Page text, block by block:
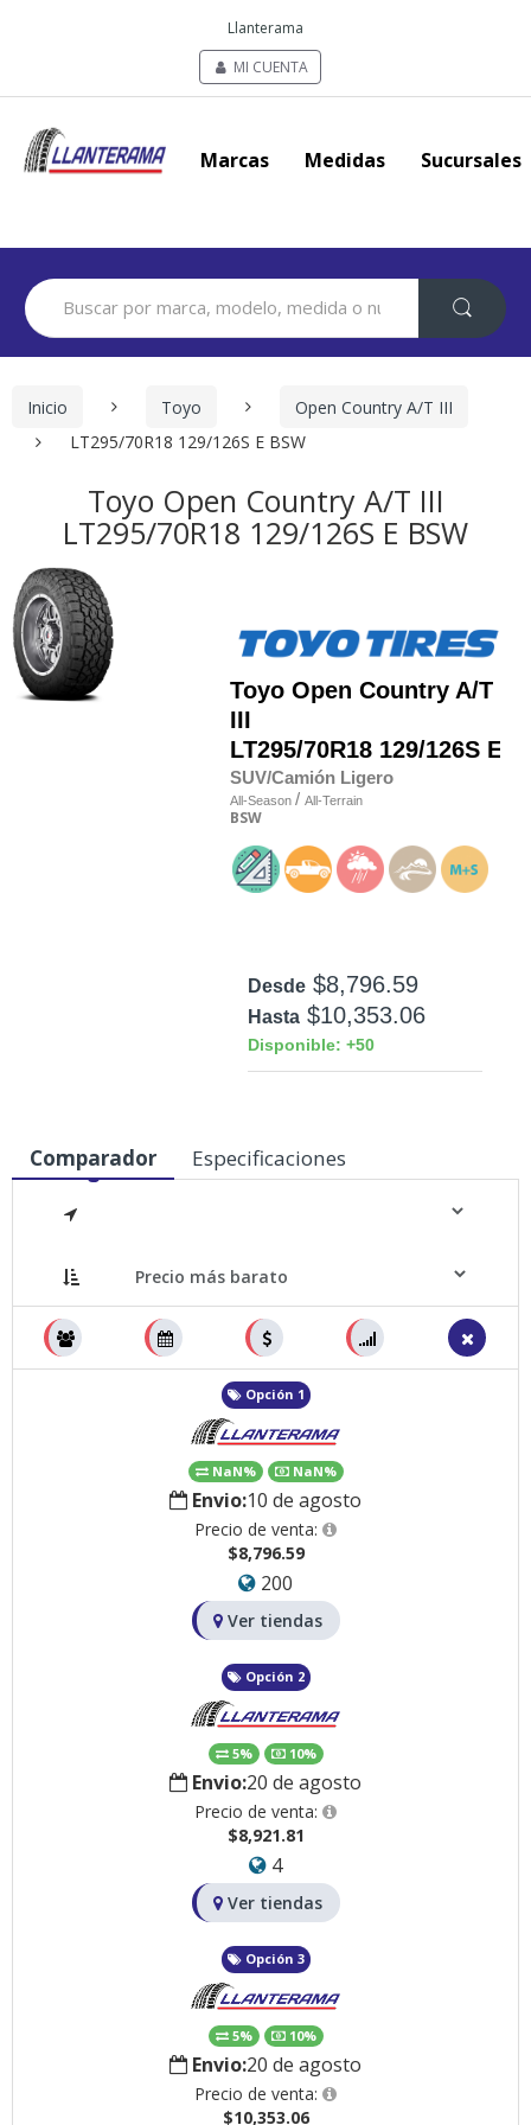
Llanterama
MI CUENTA
Marcas Medidas Sucursales
Search
for:
Inicio Toyo
Open Country A/T III
LT295/70R18 129/126S E BSW
Toyo Open Country A/T III
LT295/70R18 129/126S E BSW
Toyo Open Country A/T
III
LT295/70R18 129/126S E
SUV/Camión Ligero
All-Season / All-Terrain
BSW
Desde $8,796.59
Hasta $10,353.06
Disponible: +50
Medidas
Comparador Especificaciones
Opción 1
NaN% NaN%
Envio:10 de agosto
Precio de venta:
$8,796.59
200
Ver tiendas
Opción 2
5% 10%
Envio:20 de agosto
Precio de venta:
$8,921.81
4
Ver tiendas
Opción 3
5% 10%
Envio:20 de agosto
Precio de venta:
$10,353.06